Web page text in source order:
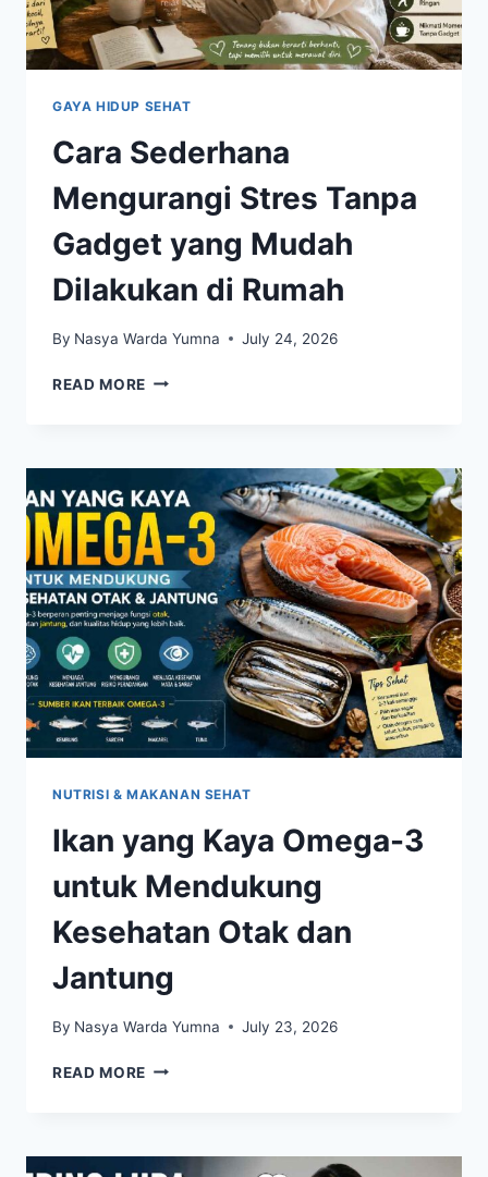
GAYA HIDUP SEHAT
Cara Sederhana
Mengurangi Stres Tanpa
Gadget yang Mudah
Dilakukan di Rumah
By Nasya Warda Yumna July 24, 2026
READ MORE CARA
TANPA
GADGET
YANG
MUDAH
DILAKUKAN
DI
RUMAH
NUTRISI & MAKANAN SEHAT
Ikan yang Kaya Omega-3
untuk Mendukung
Kesehatan Otak dan
Jantung
By Nasya Warda Yumna July 23, 2026
READ MORE IKAN
3